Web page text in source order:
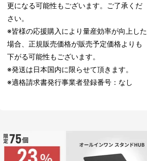
更になる可能性もございます。ご了承くだ
さい。
※皆様の応援購入により量産効率が向上した
場合、正規販売価格が販売予定価格よりも
下がる可能性もございます。
※発送は日本国内に限らせて頂きます。
※適格請求書発行事業者登録番号：なし